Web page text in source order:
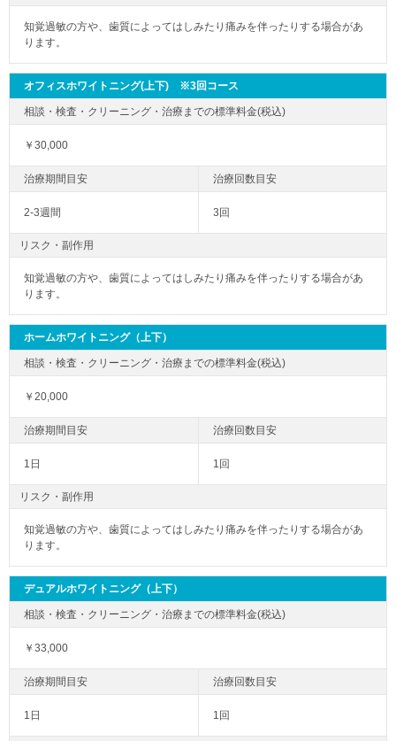
知覚過敏の方や、歯質によってはしみたり痛みを伴ったりする場合があ
ります。
オフィスホワイトニング(上下) ※3回コース
￥30,000
2-3週間 3回
リスク・副作用
知覚過敏の方や、歯質によってはしみたり痛みを伴ったりする場合があ
ります。
ホームホワイトニング（上下）
￥20,000
1日 1回
リスク・副作用
知覚過敏の方や、歯質によってはしみたり痛みを伴ったりする場合があ
ります。
デュアルホワイトニング（上下）
￥33,000
1日 1回